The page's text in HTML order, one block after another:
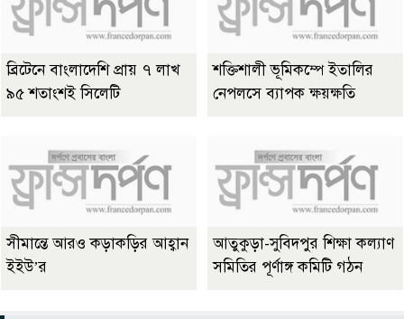
ব্রিটেনে বাংলাদেশি প্রায় ৭ লাখ
৯৫ শতাংশই সিলেটি
শক্তিশালী ভূমিকম্পে ইতালির
নেপলসে ব্যাপক ক্ষয়ক্ষতি
সীমান্তে আরও কড়াকড়ির আহ্বান
ইইউ’র
আতুকুড়া-সুবিদপুর শিক্ষা কল্যাণ
সমিতির পূর্ণাঙ্গ কমিটি গঠন